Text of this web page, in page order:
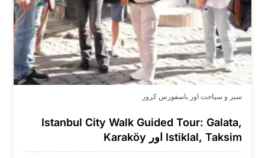
سیر و سیاحت اور باسفورس کروز
Istanbul City Walk Guided Tour: Galata,
Istiklal, Taksim اور Karaköy